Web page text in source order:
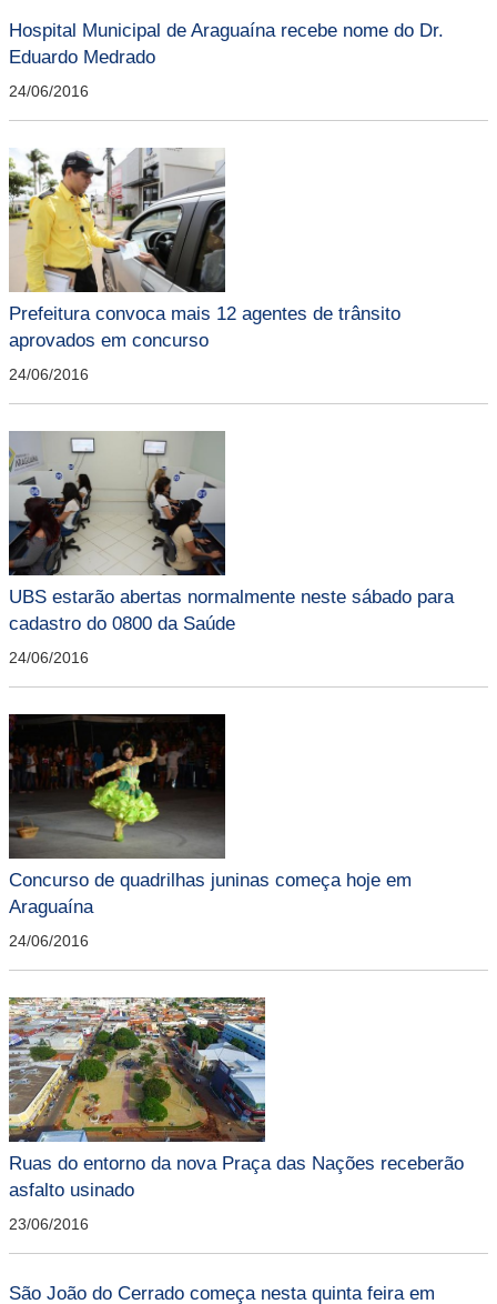
Hospital Municipal de Araguaína recebe nome do Dr.
Eduardo Medrado
24/06/2016
Prefeitura convoca mais 12 agentes de trânsito
aprovados em concurso
24/06/2016
UBS estarão abertas normalmente neste sábado para
cadastro do 0800 da Saúde
24/06/2016
Concurso de quadrilhas juninas começa hoje em
Araguaína
24/06/2016
Ruas do entorno da nova Praça das Nações receberão
asfalto usinado
23/06/2016
São João do Cerrado começa nesta quinta feira em